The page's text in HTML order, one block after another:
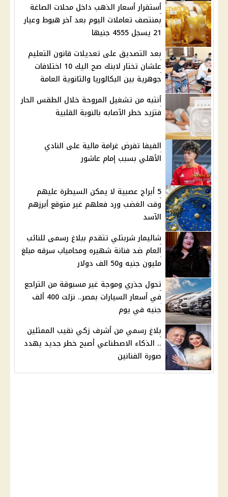
أستقرار أسعار الذهب داخل محلات الصاغة
بمنتصف تعاملات اليوم بعد آخر هبوط وعيار
21 يسجل 4555 جنيها
بعد التصديق على تعديلات قانون التعليم
علشان تختار لابنك صح اليك 10 اختلافات
جوهرية بين البكالوريا والثانوية العامة
أنتبه من تشغيل المروحة خلال الطقس الحار
فتزيد خطر الآصابه بالنوبة القلبية
الفيفا تفرض غرامة مالية على النادي
الأهلي بسبب إمام عاشور
5 أبراج عصبية لا يمكن السيطرة عليهم
وقت الغضب ورد فعلهم غير متوقع أبرزهم
الآسد
شاليمار شربتلي تتقدم ببلاغ رسمى للنائب
العام ضد فنانة شهيره ومحامياب سرقه مبلغ
مليون جنيه و50 الف دولار
تحول جذري وموجة غير مسبوقة من التراجع
في أسعار السيارات بمصر.. نزلت 400 ألف
جنيه في يوم
بلاغ رسمي من أشرف زكي نقيب الممثلين
.. الذكاء الاصطناعي أصبح خطر جديد يهدد
صورة الفنانين